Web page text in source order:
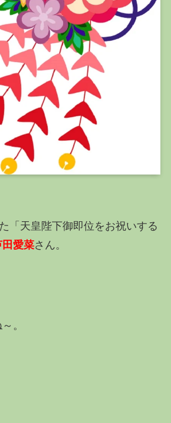
「天皇陛下御即位をお祝いする
田愛菜さん。
。